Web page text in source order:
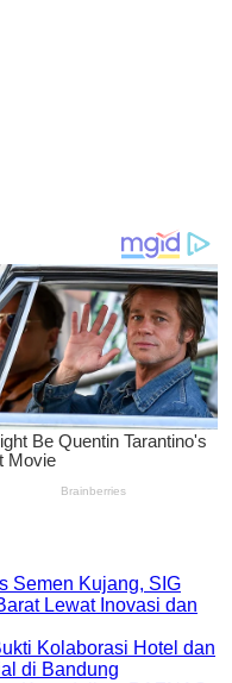
Semen Kujang, SIG
Lewat Inovasi dan
Kolaborasi Hotel dan
di Bandung